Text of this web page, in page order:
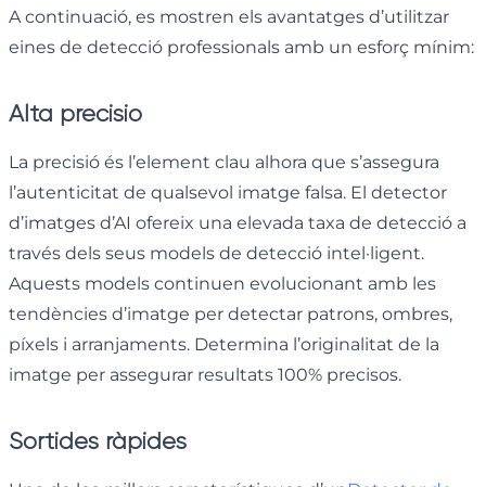
A continuació, es mostren els avantatges d’utilitzar
eines de detecció professionals amb un esforç mínim:
Alta precisió
La precisió és l’element clau alhora que s’assegura
l’autenticitat de qualsevol imatge falsa. El detector
d’imatges d’AI ofereix una elevada taxa de detecció a
través dels seus models de detecció intel·ligent.
Aquests models continuen evolucionant amb les
tendències d’imatge per detectar patrons, ombres,
píxels i arranjaments. Determina l’originalitat de la
imatge per assegurar resultats 100% precisos.
Sortides ràpides